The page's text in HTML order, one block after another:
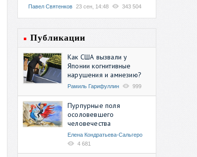
Павел Святенков 23 сен, 14:48 343 504
Публикации
Как США вызвали у
Японии когнитивные
нарушения и амнезию?
Рамиль Гарифуллин 999
Пурпурные поля
осоловевшего
человечества
Елена Кондратьева-Сальгеро
4 681